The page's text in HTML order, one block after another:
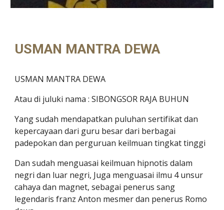
USMAN MANTRA DEWA
USMAN MANTRA DEWA
Atau di juluki nama : SIBONGSOR RAJA BUHUN
Yang sudah mendapatkan puluhan sertifikat dan
kepercayaan dari guru besar dari berbagai
padepokan dan perguruan keilmuan tingkat tinggi
Dan sudah menguasai keilmuan hipnotis dalam
negri dan luar negri, Juga menguasai ilmu 4 unsur
cahaya dan magnet, sebagai penerus sang
legendaris franz Anton mesmer dan penerus Romo